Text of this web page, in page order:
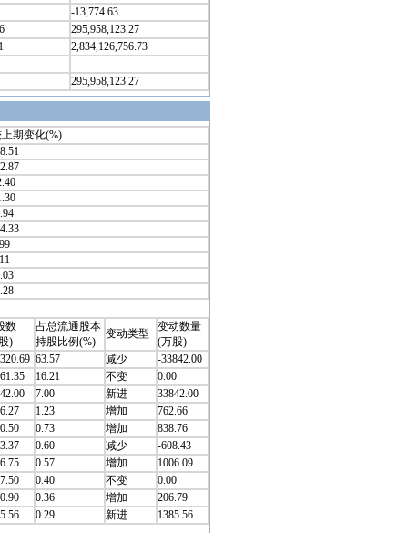
-13,774.63
295,958,123.27
2,834,126,756.73
295,958,123.27
期变化(%)
数
)
占总流通股本
持股比例(%)
变动类型
变动数量
(万股)
63.57 减少
-33842.00
16.21 不变
0.00
7.00 新进
33842.00
1.23 增加
762.66
0.73 增加
838.76
0.60 减少
-608.43
0.57 增加
1006.09
0.40 不变
0.00
0.36 增加
206.79
0.29 新进 1385.56